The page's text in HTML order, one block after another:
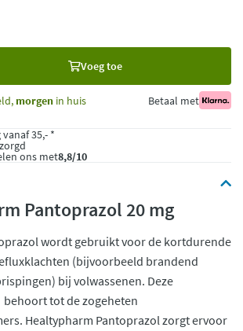
Voeg toe
morgen in huis Betaal met
35,- *
ons met8,8/10
Pantoprazol 20 mg
wordt gebruikt voor de kortdurende
(bijvoorbeeld brandend
bij volwassenen. Deze
tot de zogeheten
Healtypharm Pantoprazol zorgt ervoor